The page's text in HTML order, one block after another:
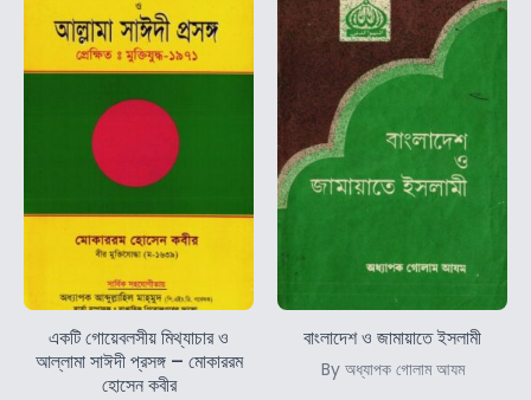
একটি গোয়েবলসীয় মিথ্যাচার ও
আল্লামা সাঈদী প্রসঙ্গ – মোকাররম
হোসেন কবীর
বাংলাদেশ ও জামায়াতে ইসলামী
By অধ্যাপক গোলাম আযম